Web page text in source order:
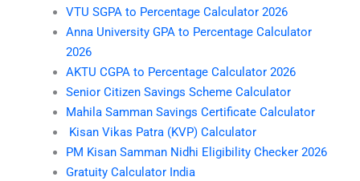
VTU SGPA to Percentage Calculator 2026
Anna University GPA to Percentage Calculator
2026
AKTU CGPA to Percentage Calculator 2026
Senior Citizen Savings Scheme Calculator
Mahila Samman Savings Certificate Calculator
Kisan Vikas Patra (KVP) Calculator
PM Kisan Samman Nidhi Eligibility Checker 2026
Gratuity Calculator India